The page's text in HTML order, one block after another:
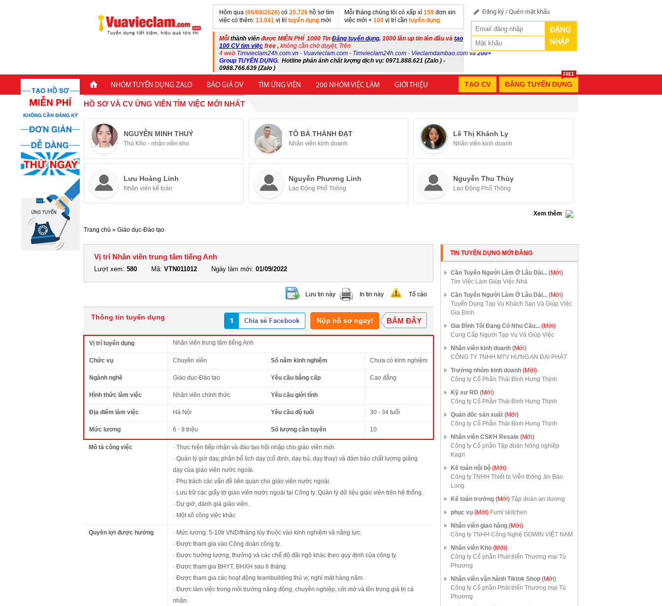
Hôm qua (06/08/2026) có 20.726 hồ sơ tìm
việc có thêm: 13.041 vị trí tuyển dụng mới
Mỗi tháng chúng tôi có xấp xỉ 159 đơn xin
việc mới + 100 vị trí cần tuyển dụng
Mỗithành viên được MIỄN PHÍ 1000 Tin Đăng tuyển dụng, 1000 lần up tin lên đầu và tạo
100 CV tìm việc free , không cần chờ duyệt, Trên
4 web Timvieclam24h.com.vn - Vuavieclam.com - Timvieclam24h.com - Vieclamdambao.com và 200+
Group TUYỂN DỤNG. Hotline phản ánh chất lượng dịch vụ: 0971.888.621 (Zalo ) -
0988.766.639 (Zalo )
Đăng ký /Quên mật khẩu
ĐĂNG
NHẬP
NHÓM TUYỂN DỤNG ZALO BÁO GIÁ DV TÌM ỨNG VIÊN 200 NHÓM VIỆC LÀM GIỚI THIỆU ĐĂNG TUYỂN DỤNG
TẠO CV
HỒ SƠ VÀ CV ỨNG VIÊN TÌM VIỆC MỚI NHẤT
NGUYỄN MINH THUÝ
Thủ Kho - nhân viên kho
TÔ BÁ THÀNH ĐẠT
Nhân viên kinh doanh
Lê Thị Khánh Ly
Nhân viên kinh doanh
Lưu Hoàng Linh
Nhân viên kế toán
Nguyễn Phương Linh
Lao Động Phổ Thông
Nguyễn Thu Thủy
Lao Động Phổ Thông
Xem thêm
Trang chủ » Giáo dục-Đào tạo
Vị trí Nhân viên trung tâm tiếng Anh
Lượt xem: 580 Mã: VTN011012 Ngày làm mới: 01/09/2022
Lưu tin này In tin này Tố cáo
Thông tin tuyển dụng Nộp hồ sơ ngay! BẤM ĐÂY
Vị trí tuyển dụng Nhân viên trung tâm tiếng Anh
Chức vụ Chuyên viên Số năm kinh nghiệm Chưa có kinh nghiệm
Ngành nghề Giáo dục-Đào tạo Yêu cầu bằng cấp Cao đẳng
Hình thức làm việc Nhân viên chính thức Yêu cầu giới tính
Địa điểm làm việc Hà Nội Yêu cầu độ tuổi 30 - 34 tuổi
Mức lương 6 - 9 triệu Số lượng cần tuyển 10
Mô tả công việc
· Thực hiện tiếp nhận và đào tạo hội nhập cho giáo viên mới.
· Quản lý giờ dạy, phân bổ lịch dạy (cố định, dạy bù, dạy thay) và đảm bảo chất lượng giảng
dạy của giáo viên nước ngoài.
· Phụ trách các vấn đề liên quan cho giáo viên nước ngoài.
· Lưu trữ các giấy tờ giáo viên nước ngoài tại Công ty. Quản lý dữ liệu giáo viên trên hệ thống.
· Dự giờ, đánh giá giáo viên.
· Một số công việc khác
Quyền lợi được hưởng
· Mức lương: 5-10tr VND/tháng tùy thuộc vào kinh nghiệm và năng lực.
· Được tham gia vào Công đoàn công ty.
· Được hưởng lương, thưởng và các chế độ đãi ngộ khác theo quy định của công ty.
· Được tham gia BHYT, BHXH sau 6 tháng.
· Được tham gia các hoạt động teambuilding thú vị; nghỉ mát hàng năm.
· Được làm việc trong môi trường năng động, chuyên nghiệp, cởi mở và tôn trọng giá trị cá
nhân.
TIN TUYỂN DỤNG MỚI ĐĂNG
Cần Tuyển Người Làm Ở Lâu Dài... (Mới)
Tìm Việc Làm Giúp Việc Nhà
Cần Tuyển Người Làm Ở Lâu Dài... (Mới)
Tuyển Dụng Tạp Vụ Khách Sạn Và Giúp Việc
Gia Đình
Gia Đình Tôi Đang Có Nhu Cầu... (Mới)
Cung Cấp Người Tạp Vụ Và Giúp Việc
Nhân viên kinh doanh (Mới)
CÔNG TY TNHH MTV HƯNG AN ĐẠI PHÁT
Trưởng nhóm kinh doanh (Mới)
Công ty Cổ Phần Thái Bình Hưng Thịnh
Kỹ sư RD (Mới)
Công ty Cổ Phần Thái Bình Hưng Thịnh
Quản đốc sản xuất (Mới)
Công ty Cổ Phần Thái Bình Hưng Thịnh
Nhân viên CSKH Resale (Mới)
Công ty Cổ phần Tập đoàn Nông nghiệp
Kagri
Kế toán nội bộ (Mới)
Công ty TNHH Thiết bị Viễn thông Jin Bảo
Long
Kế toán trưởng (Mới) Tập đoàn an dương
phục vụ (Mới) Fumi’skitchen
Nhân viên giao hàng (Mới)
Công ty TNHH Công Nghệ GOWIN VIỆT NAM
Nhân viên Kho (Mới)
Công ty Cổ phần Phát triển Thương mại Tú
Phương
Nhân viên vận hành Tiktok Shop (Mới)
Công ty Cổ phần Phát triển Thương mại Tú
Phương